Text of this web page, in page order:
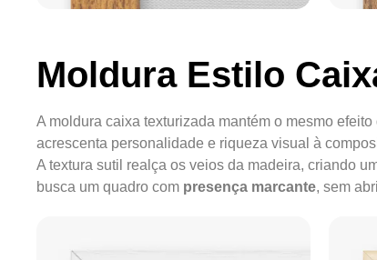
Moldura Estilo
A moldura caixa texturizada mantém o mesmo
acrescenta personalidade e riqueza visual à
A textura sutil realça os veios da madeira, criando
busca um quadro com presença marcante, sem